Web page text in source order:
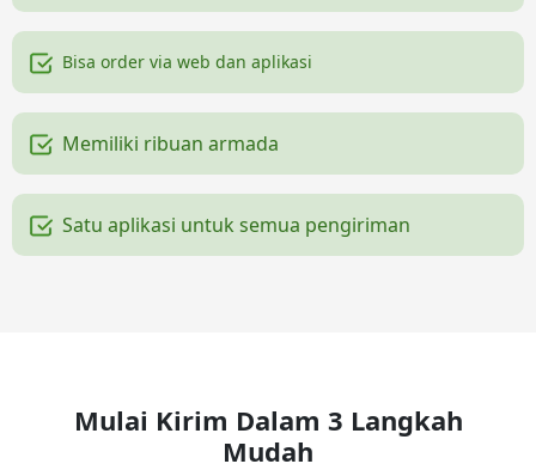
Bisa order via web dan aplikasi
Memiliki ribuan armada
Satu aplikasi untuk semua pengiriman
Mulai Kirim Dalam 3 Langkah
Mudah